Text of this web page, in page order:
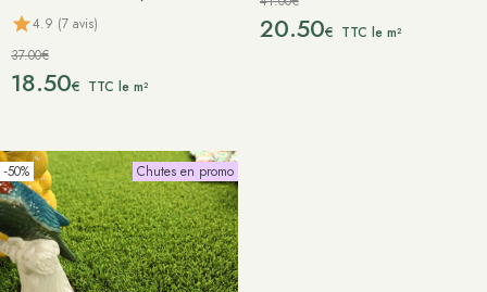
4.9 (7 avis)
37.00€
18.50€ TTC le m²
20.50€ TTC le m²
-50% Chutes en promo